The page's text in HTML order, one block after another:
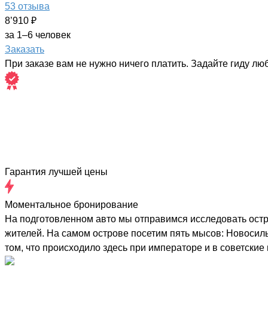
53 отзыва
8’910 ₽
за 1–6 человек
Заказать
При заказе вам не нужно ничего платить. Задайте гиду
Гарантия лучшей цены
Моментальное бронирование
На подготовленном авто мы отправимся исследовать
жителей. На самом острове посетим пять мысов:
том, что происходило здесь при императоре и в